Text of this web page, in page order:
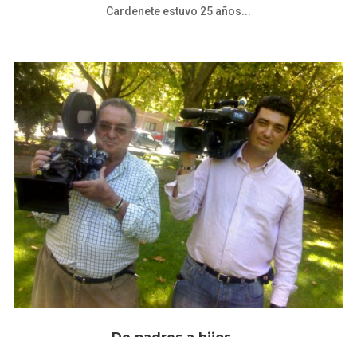
Cardenete estuvo 25 años...